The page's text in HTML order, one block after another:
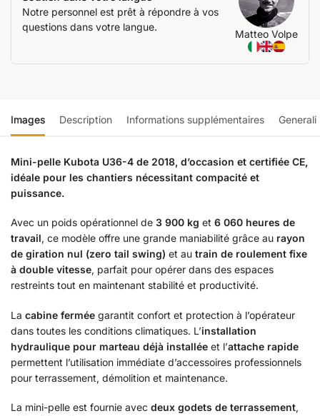
Notre personnel est prêt à répondre à vos
questions dans votre langue.
Matteo Volpe
Images Description Informations supplémentaires Generali
Mini-pelle Kubota U36-4 de 2018, d’occasion et certifiée CE,
idéale pour les chantiers nécessitant compacité et
puissance.
Avec un poids opérationnel de 3 900 kg et 6 060 heures de
travail, ce modèle offre une grande maniabilité grâce au rayon
de giration nul (zero tail swing) et au train de roulement fixe
à double vitesse, parfait pour opérer dans des espaces
restreints tout en maintenant stabilité et productivité.
La cabine fermée garantit confort et protection à l’opérateur
dans toutes les conditions climatiques. L’installation
hydraulique pour marteau déjà installée et l’attache rapide
permettent l’utilisation immédiate d’accessoires professionnels
pour terrassement, démolition et maintenance.
La mini-pelle est fournie avec deux godets de terrassement,